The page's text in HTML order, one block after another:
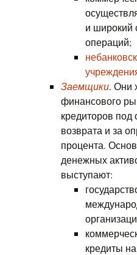
и широкий
операций;
Заемщики. Они
финансового
кредиторов под
возврата и за
процента.
денежных
выступают:
кредиты